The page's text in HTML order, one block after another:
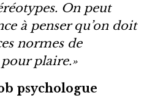
On peut
à penser qu’on doit
normes de
plaire.»
psychologue